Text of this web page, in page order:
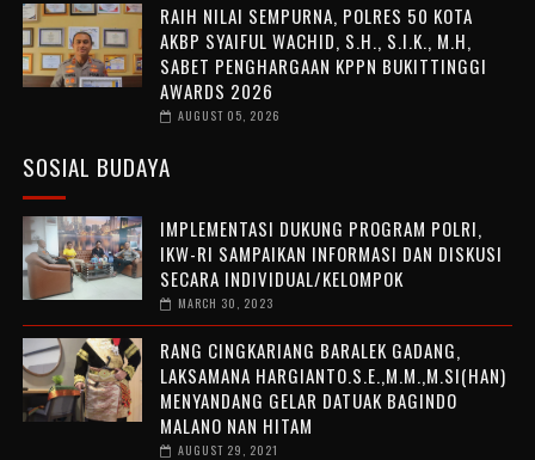
RAIH NILAI SEMPURNA, POLRES 50 KOTA
AKBP SYAIFUL WACHID, S.H., S.I.K., M.H,
SABET PENGHARGAAN KPPN BUKITTINGGI
AWARDS 2026
AUGUST 05, 2026
SOSIAL BUDAYA
IMPLEMENTASI DUKUNG PROGRAM POLRI,
IKW-RI SAMPAIKAN INFORMASI DAN DISKUSI
SECARA INDIVIDUAL/KELOMPOK
MARCH 30, 2023
RANG CINGKARIANG BARALEK GADANG,
LAKSAMANA HARGIANTO.S.E.,M.M.,M.SI(HAN)
MENYANDANG GELAR DATUAK BAGINDO
MALANO NAN HITAM
AUGUST 29, 2021